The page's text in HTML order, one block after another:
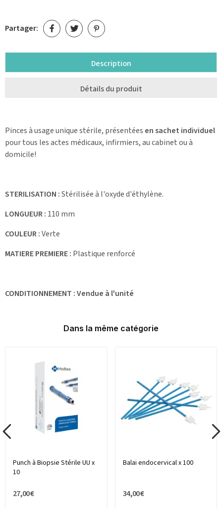
Partager:
Description
Détails du produit
Pinces à usage unique stérile, présentées en sachet individuel
pour tous les actes médicaux, infirmiers, au cabinet ou à
domicile!
STERILISATION :Stérilisée à l'oxyde d'éthylène.
LONGUEUR : 110 mm
COULEUR :Verte
MATIERE PREMIERE : Plastique renforcé
CONDITIONNEMENT :Vendue à l'unité
Dans la même catégorie
Punch à Biopsie Stérile UU x
10
27,00 €
Balai endocervical x 100
34,00 €